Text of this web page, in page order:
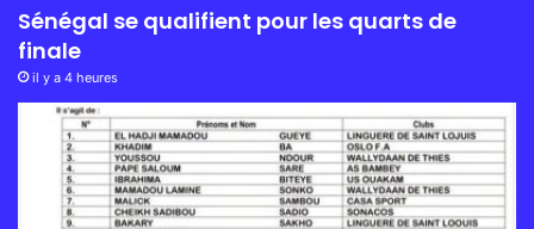
Sénégal se qualifient pour les quarts de
finale
il y a 4 heures